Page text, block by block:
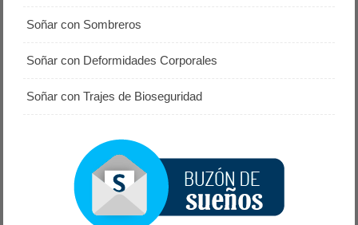
Soñar con Sombreros
Soñar con Deformidades Corporales
Soñar con Trajes de Bioseguridad